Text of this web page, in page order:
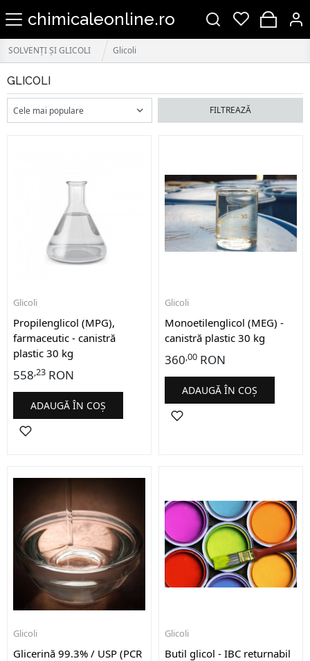
chimicaleonline.ro
SOLVENȚI ȘI GLICOLI Glicoli
GLICOLI
FILTREAZĂ
Propilenglicol (MPG),
farmaceutic - canistră
plastic 30 kg
Glicoli
558,23 RON
ADAUGĂ ÎN COȘ
Monoetilenglicol (MEG) -
canistră plastic 30 kg
Glicoli
360,00 RON
ADAUGĂ ÎN COȘ
Glicerină 99.3% / USP (PCR
Glicoli
Butil glicol - IBC returnabil
Glicoli